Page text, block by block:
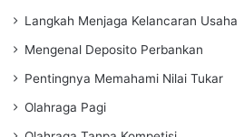
Langkah Menjaga Kelancaran Usaha
Mengenal Deposito Perbankan
Pentingnya Memahami Nilai Tukar
Olahraga Pagi